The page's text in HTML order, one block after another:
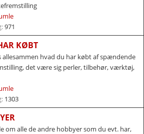
971
KØBT
allesammen hvad du har købt af spændende
det være sig perler, tilbehør, værktøj,
1303
om alle de andre hobbyer som du evt. har,